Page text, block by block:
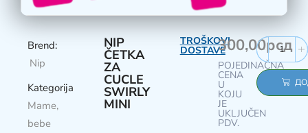
Brend:
Nip
Kategorija
Mame,
bebe
NIP
ČETKA
ZA
CUCLE
SWIRLY
MINI
TROŠKOVI
DOSTAVE300,00рсд
POJEDINAČNA
CENA
U
KOJU
JE
UKLJUČEN
PDV.